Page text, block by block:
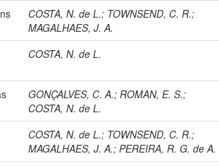
COSTA, N. de L.; TOWNSEND, C. R.;
MAGALHAES, J. A.
COSTA, N. de L.
GONÇALVES, C. A.; ROMAN, E. S.;
COSTA, N. de L.
COSTA, N. de L.; TOWNSEND, C. R.;
MAGALHAES, J. A.;PEREIRA, R. G. de A.